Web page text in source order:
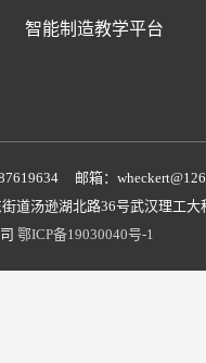
智能制造教学平台
邮箱：
道汤逊湖北路36号武汉理工
鄂ICP备19030040号-1